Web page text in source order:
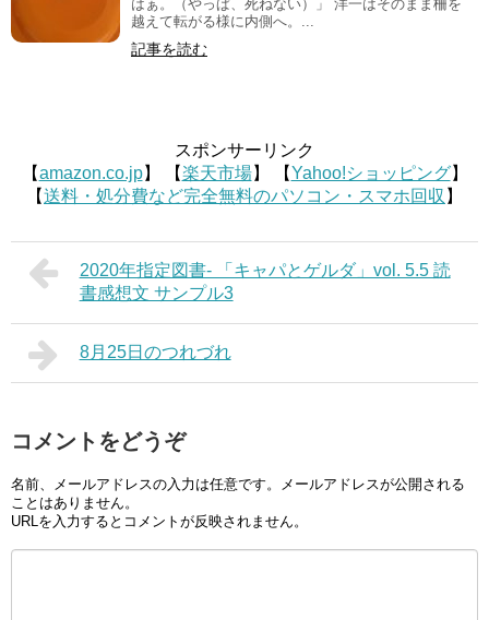
はぁ。（やっぱ、死ねない）」 洋一はそのまま柵を
越えて転がる様に内側へ。...
記事を読む
スポンサーリンク
【amazon.co.jp】 【楽天市場】 【Yahoo!ショッピング】
【送料・処分費など完全無料のパソコン・スマホ回収 】
2020年指定図書- 「キャパとゲルダ」vol. 5.5 読
書感想文 サンプル3
8月25日のつれづれ
コメントをどうぞ
名前、メールアドレスの入力は任意です。メールアドレスが公開される
ことはありません。
URLを入力するとコメントが反映されません。